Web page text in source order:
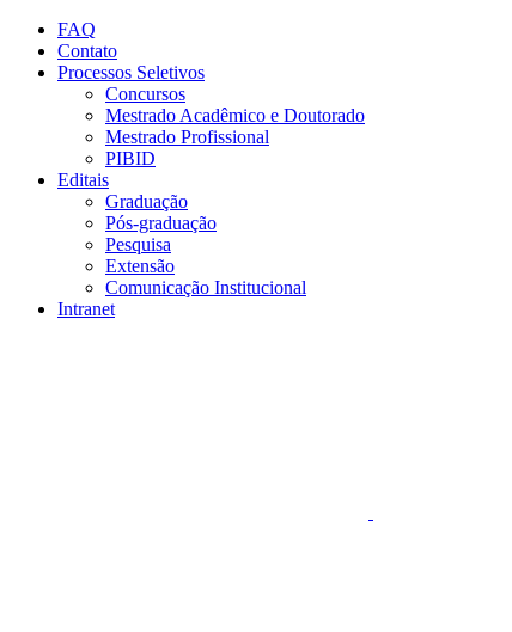
Conteúdo principal
FAQ
Contato
Processos Seletivos
Concursos
Mestrado Acadêmico e Doutorado
Mestrado Profissional
PIBID
Editais
Graduação
Pós-graduação
Pesquisa
Extensão
Comunicação Institucional
Intranet